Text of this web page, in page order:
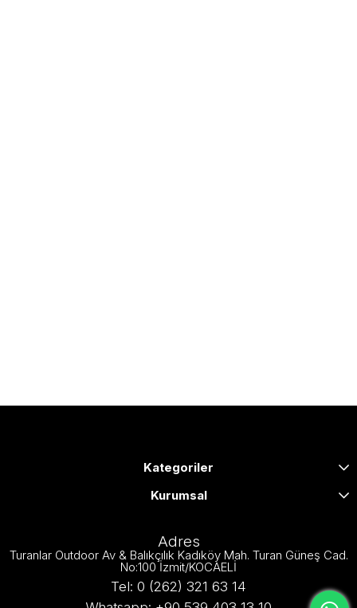
Kategoriler
Kurumsal
Adres
Turanlar Outdoor Av & Balıkçılık Kadıköy Mah. Turan Güneş Cad.
No:100 İzmit/KOCAELİ
Tel: 0 (262) 321 63 14